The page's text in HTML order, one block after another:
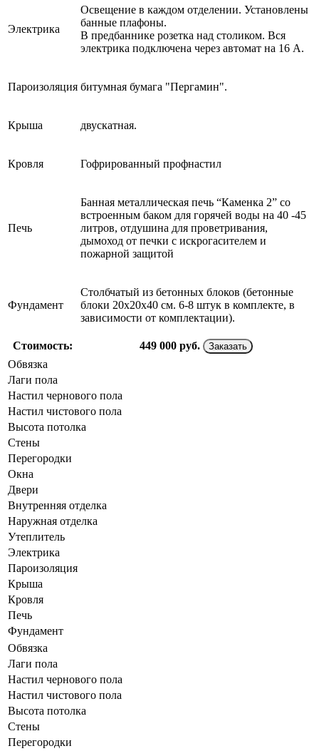
Электрика
Освещение в каждом отделении. Установлены
банные плафоны.
В предбаннике розетка над столиком. Вся
электрика подключена через автомат на 16 А.
Пароизоляция битумная бумага "Пергамин".
Крыша двускатная.
Кровля Гофрированный профнастил
Печь
Банная металлическая печь “Каменка 2” со
встроенным баком для горячей воды на 40 -45
литров, отдушина для проветривания,
дымоход от печки с искрогасителем и
пожарной защитой
Фундамент
Столбчатый из бетонных блоков (бетонные
блоки 20х20х40 см. 6-8 штук в комплекте, в
зависимости от комплектации).
Стоимость: 449 000руб. Заказать
Обвязка
Лаги пола
Настил чернового пола
Настил чистового пола
Высота потолка
Стены
Перегородки
Окна
Двери
Внутренняя отделка
Наружная отделка
Утеплитель
Электрика
Пароизоляция
Крыша
Кровля
Печь
Фундамент
Обвязка
Лаги пола
Настил чернового пола
Настил чистового пола
Высота потолка
Стены
Перегородки